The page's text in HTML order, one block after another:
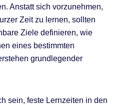
Anstatt sich vorzunehmen,
Zeit zu lernen, sollten
Ziele definieren, wie
eines bestimmten
grundlegender
sein, feste Lernzeiten in den